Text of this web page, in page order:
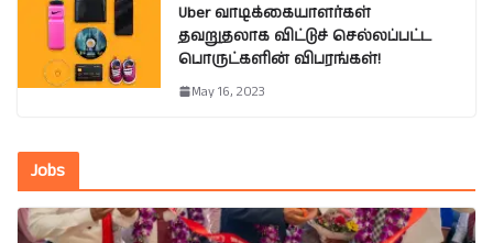
Uber வாடிக்கையாளர்கள்
தவறுதலாக விட்டுச் செல்லப்பட்ட
பொருட்களின் விபரங்கள்!
May 16, 2023
Jobs